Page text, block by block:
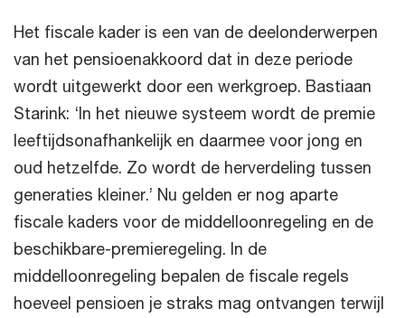
Het fiscale kader is een van de deelonderwerpen
van het pensioenakkoord dat in deze periode
wordt uitgewerkt door een werkgroep. Bastiaan
Starink: ‘In het nieuwe systeem wordt de premie
leeftijdsonafhankelijk en daarmee voor jong en
oud hetzelfde. Zo wordt de herverdeling tussen
generaties kleiner.’ Nu gelden er nog aparte
fiscale kaders voor de middelloonregeling en de
beschikbare-premieregeling. In de
middelloonregeling bepalen de fiscale regels
hoeveel pensioen je straks mag ontvangen terwijl